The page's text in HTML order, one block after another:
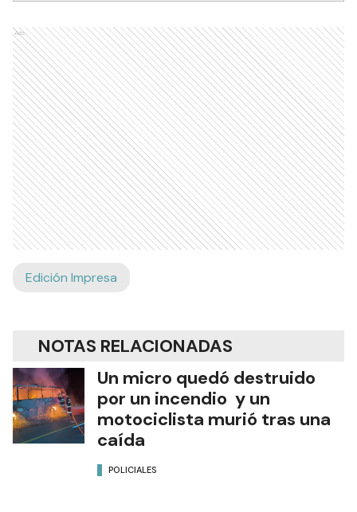
Ads
Edición Impresa
NOTAS RELACIONADAS
Un micro quedó destruido
por un incendio y un
motociclista murió tras una
caída
POLICIALES